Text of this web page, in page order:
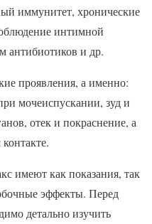
иммунитет, хронические
интимной
антибиотиков и др.
проявления, а именно:
мочеиспускании, зуд и
отек и покраснение, а
имеют как показания, так
эффекты. Перед
детально изучить